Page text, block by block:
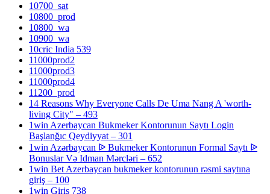
10700_sat
10800_prod
10800_wa
10900_wa
10cric India 539
11000prod2
11000prod3
11000prod4
11200_prod
14 Reasons Why Everyone Calls De Uma Nang A 'worth-
living City" – 493
1win Azerbaycan Bukmeker Kontorunun Saytı Login
Başlanğıc Qeydiyyat – 301
1win Azərbaycan ᐉ Bukmeker Kontorunun Formal Saytı ᐉ
Bonuslar Və Idman Mərcləri – 652
1win Bet Azerbaycan bukmeker kontorunun rəsmi saytına
giriş – 100
1win Giris 738